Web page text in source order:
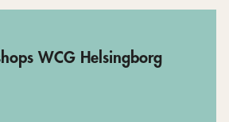
WCG Helsingborg